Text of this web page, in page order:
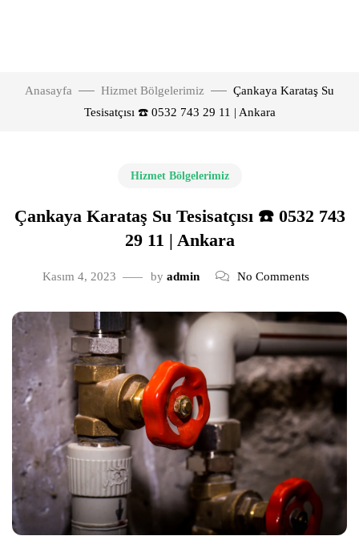
Anasayfa Hizmet Bölgelerimiz
Çankaya Karataş Su
Tesisatçısı ☎️ 0532 743 29 11 | Ankara
Hizmet Bölgelerimiz
Çankaya Karataş Su Tesisatçısı ☎️ 0532 743
29 11 | Ankara
Kasım 4, 2023 by admin No Comments